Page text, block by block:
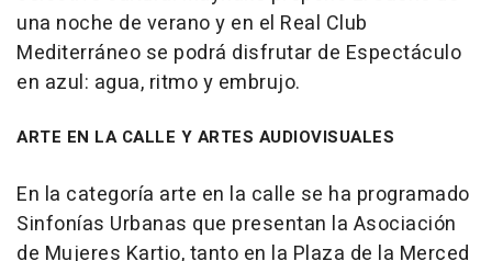
una noche de verano y en el Real Club
Mediterráneo se podrá disfrutar de Espectáculo
en azul: agua, ritmo y embrujo.
ARTE EN LA CALLE Y ARTES AUDIOVISUALES
En la categoría arte en la calle se ha programado
Sinfonías Urbanas que presentan la Asociación
de Mujeres Kartio, tanto en la Plaza de la Merced